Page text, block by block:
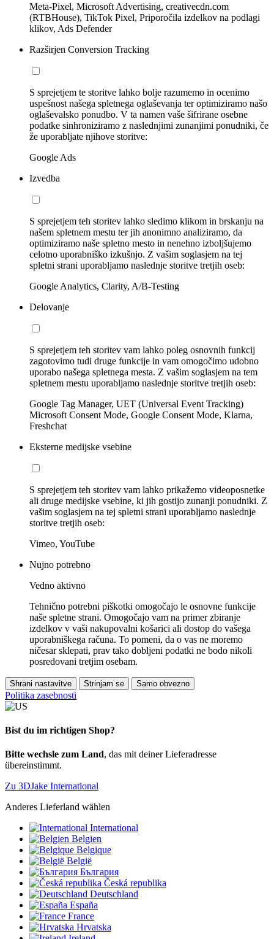
Meta-Pixel, Microsoft Advertising, creativecdn.com
(RTBHouse), TikTok Pixel, Priporočila izdelkov na podlagi
klikov, Ads Defender
Razširjen Conversion Tracking
S sprejetjem te storitve lahko bolje razumemo in ocenimo
uspešnost našega spletnega oglaševanja ter optimiziramo našo
oglaševalsko ponudbo. V ta namen vaše šifrirane osebne
podatke sinhroniziramo z naslednjimi zunanjimi ponudniki, če
že uporabljate njihove storitve:
Google Ads
Izvedba
S sprejetjem teh storitev lahko sledimo klikom in brskanju na
našem spletnem mestu ter jih anonimno analiziramo, da
optimiziramo naše spletno mesto in nenehno izboljšujemo
celotno uporabniško izkušnjo. Z vašim soglasjem na tej
spletni strani uporabljamo naslednje storitve tretjih oseb:
Google Analytics, Clarity, A/B-Testing
Delovanje
S sprejetjem teh storitev vam lahko poleg osnovnih funkcij
zagotovimo tudi druge funkcije in vam omogočimo udobno
uporabo našega spletnega mesta. Z vašim soglasjem na tem
spletnem mestu uporabljamo naslednje storitve tretjih oseb:
Google Tag Manager, UET (Universal Event Tracking)
Microsoft Consent Mode, Google Consent Mode, Klarna,
Freshchat
Eksterne medijske vsebine
S sprejetjem teh storitev vam lahko prikažemo videoposnetke
ali druge medijske vsebine, ki jih gostijo zunanji ponudniki. Z
vašim soglasjem na tej spletni strani uporabljamo naslednje
storitve tretjih oseb:
Vimeo, YouTube
Nujno potrebno
Vedno aktivno
Tehnično potrebni piškotki omogočajo le osnovne funkcije
naše spletne strani. Omogočajo vam na primer zbiranje
izdelkov v vaši nakupovalni košarici ali dostop do vašega
uporabniškega računa. To pomeni, da o vas ne moremo
ničesar sklepati, prav tako dobljeni podatki ne bodo nikoli
posredovani tretjim osebam.
Shrani nastavitve Strinjam se Samo obvezno
Politika zasebnosti
Bist du im richtigen Shop?
Bitte wechsle zum Land, das mit deiner Lieferadresse
übereinstimmt.
Zu 3DJake International
Anderes Lieferland wählen
International
Belgien
Belgique
België
България
Česká republika
Deutschland
España
France
Hrvatska